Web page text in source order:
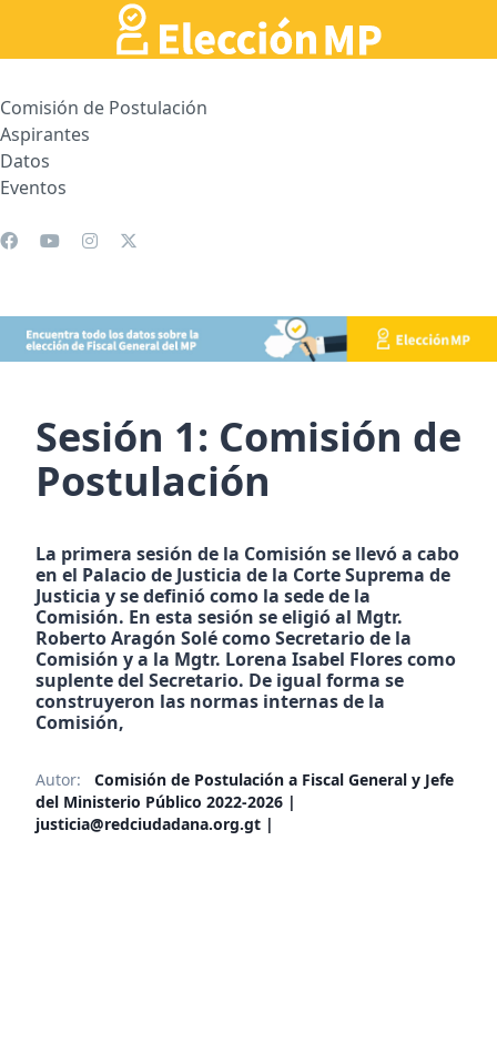
Comisión de Postulación
Aspirantes
Datos
Eventos
Sesión 1: Comisión de
Postulación
La primera sesión de la Comisión se llevó a cabo
en el Palacio de Justicia de la Corte Suprema de
Justicia y se definió como la sede de la
Comisión. En esta sesión se eligió al Mgtr.
Roberto Aragón Solé como Secretario de la
Comisión y a la Mgtr. Lorena Isabel Flores como
suplente del Secretario. De igual forma se
construyeron las normas internas de la
Comisión,
Autor:
Comisión de Postulación a Fiscal General y Jefe
del Ministerio Público 2022-2026 |
justicia@redciudadana.org.gt |